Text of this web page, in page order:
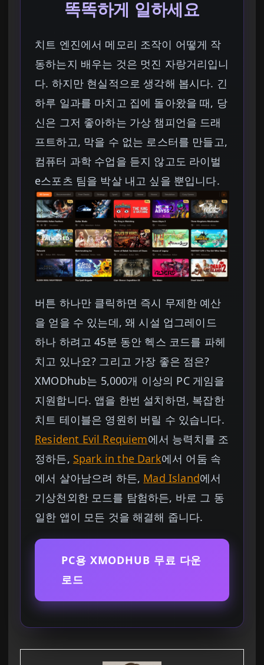
똑똑하게 일하세요
치트 엔진에서 메모리 조작이 어떻게 작
동하는지 배우는 것은 멋진 자랑거리입니
다. 하지만 현실적으로 생각해 봅시다. 긴
하루 일과를 마치고 집에 돌아왔을 때, 당
신은 그저 좋아하는 가상 챔피언을 드래
프트하고, 막을 수 없는 로스터를 만들고,
컴퓨터 과학 수업을 듣지 않고도 라이벌
e스포츠 팀을 박살 내고 싶을 뿐입니다.
버튼 하나만 클릭하면 즉시 무제한 예산
을 얻을 수 있는데, 왜 시설 업그레이드
하나 하려고 45분 동안 헥스 코드를 파헤
치고 있나요? 그리고 가장 좋은 점은?
XMODhub는 5,000개 이상의 PC 게임을
지원합니다. 앱을 한번 설치하면, 복잡한
치트 테이블은 영원히 버릴 수 있습니다.
Resident Evil Requiem에서 능력치를 조
정하든, Spark in the Dark에서 어둠 속
에서 살아남으려 하든, Mad Island에서
기상천외한 모드를 탐험하든, 바로 그 동
일한 앱이 모든 것을 해결해 줍니다.
PC용 XMODHUB 무료 다운
로드